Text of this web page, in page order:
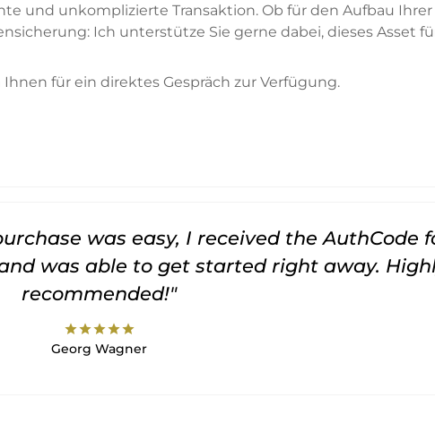
und unkomplizierte Transaktion. Ob für den Aufbau Ihrer
Ich unterstütze Sie gerne dabei, dieses Asset
für ein direktes Gespräch zur Verfügung.
was easy, I received the AuthCode
was able to get started right away.
recommended!"
starstarstarstarstar
Georg Wagner